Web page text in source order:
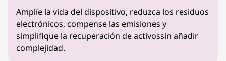
Amplíe la vida del dispositivo, reduzca los residuos
electrónicos, compense las emisiones y
simplifique la recuperación de activossin añadir
complejidad.